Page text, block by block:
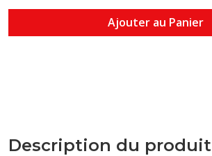
Ajouter au Panier
Description du produit